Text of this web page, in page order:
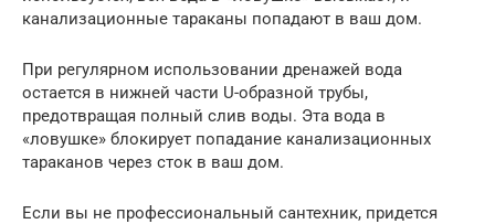
канализационные тараканы попадают в ваш дом.
При регулярном использовании дренажей вода
остается в нижней части U-образной трубы,
предотвращая полный слив воды. Эта вода в
«ловушке» блокирует попадание канализационных
тараканов через сток в ваш дом.
Если вы не профессиональный сантехник, придется